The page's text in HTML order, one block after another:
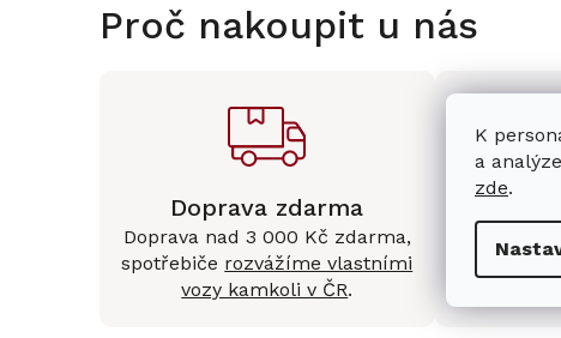
K
a
zde.
Proč nakoupit u nás
Doprava zdarma
Doprava nad 3 000 Kč zdarma,
spotřebiče rozvážíme vlastními
vozy kamkoli v ČR.
Králové s